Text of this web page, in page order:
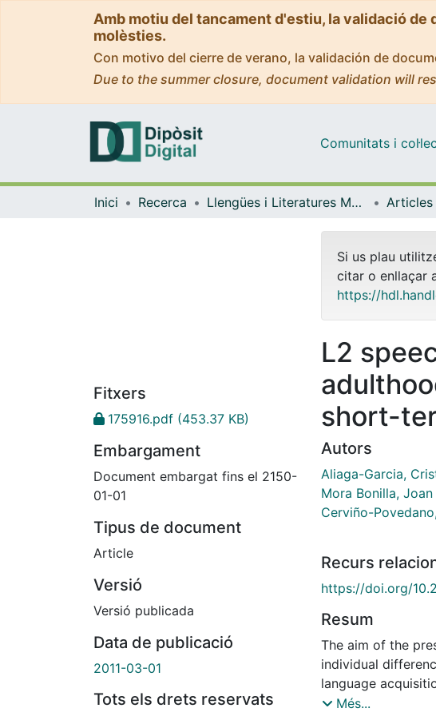
Amb motiu del tancament d'estiu, la validació
molèsties.
Con motivo del cierre de verano, la validación de
Due to the summer closure, document validation will
Comunitats i
Inici Recerca Llengües i Literatures Modernes i Estudis Anglesos
Fitxers
175916.pdf (453.37 KB)
Embargament
Document embargat fins el 2150-
01-01
Tipus de document
Article
Versió
Versió publicada
Data de publicació
2011-03-01
Tots els drets reservats
Si us plau
citar o enllaçar
https://
L2
short-
Autors
Aliaga-Garcia,
Mora Bonilla,
Cerviño-
Recurs
https://doi.org/
Resum
The aim of the
individual
language
between PSTM
Més...